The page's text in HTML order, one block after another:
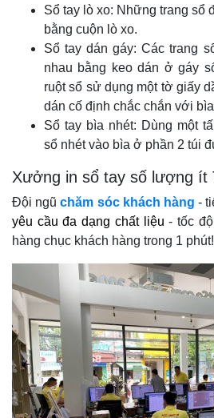
Sổ tay lò xo: Những trang sổ
bằng cuộn lò xo.
Sổ tay dán gáy: Các trang
nhau bằng keo dán ở gáy
ruột sổ sử dụng một tờ giấy
dán cố định chắc chắn với
Sổ tay bìa nhét: Dùng một
sổ nhét vào bìa ở phần 2 túi
Xưởng in sổ tay số lượng ít
Đội ngũchăm sóc khách hàng -
yêu cầu đa dạng chất liệu - tốc
hàng chục khách hàng trong 1 phút!